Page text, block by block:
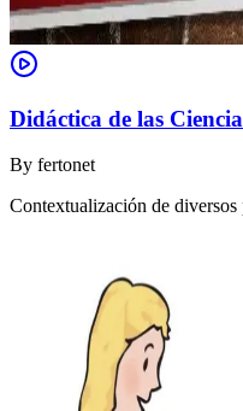
Didáctica de las
By fertonet
Contextualización de